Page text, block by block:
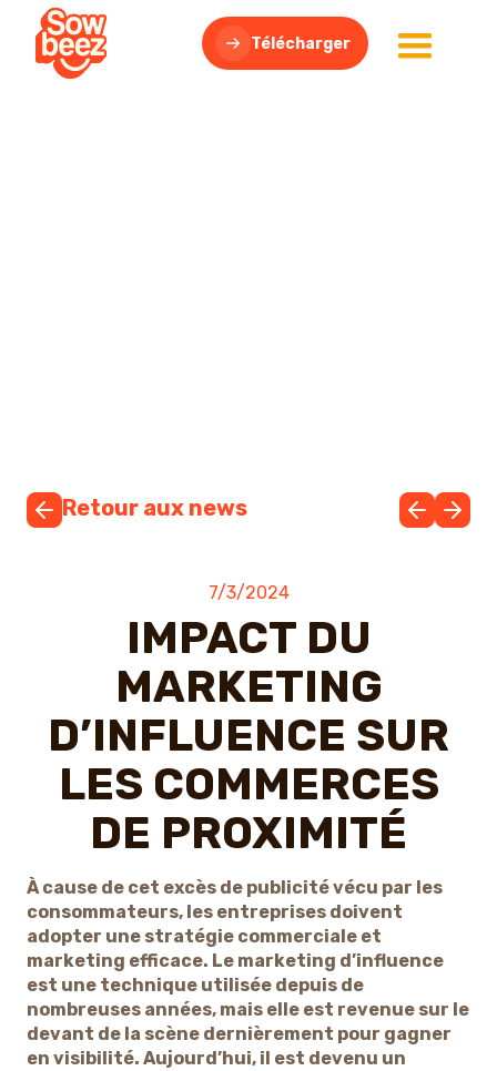
Télécharger
Retour aux news
7/3/2024
IMPACT DU
MARKETING
D’INFLUENCE SUR
LES COMMERCES
DE PROXIMITÉ
À cause de cet excès de publicité vécu par les
consommateurs, les entreprises doivent
adopter une stratégie commerciale et
marketing efficace. Le marketing d’influence
est une technique utilisée depuis de
nombreuses années, mais elle est revenue sur le
devant de la scène dernièrement pour gagner
en visibilité. Aujourd’hui, il est devenu un